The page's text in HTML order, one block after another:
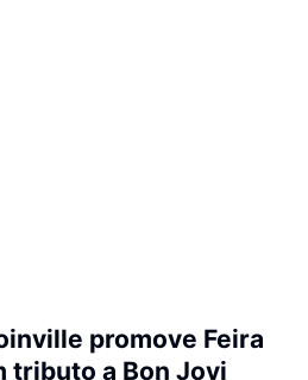
promove Feira
tributo a Bon Jovi